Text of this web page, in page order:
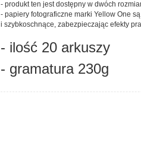
- produkt ten jest dostępny w dwóch
- papiery fotograficzne marki Yellow One
i szybkoschnące, zabezpieczając efekty
- ilość 20 arkuszy
- gramatura 230g